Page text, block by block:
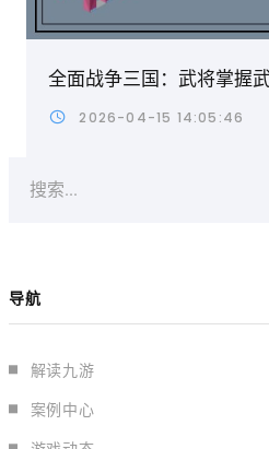
全面战争三国：武将掌握
2026-04-15 14:05:46
搜索...
导航
解读九游
案例中心